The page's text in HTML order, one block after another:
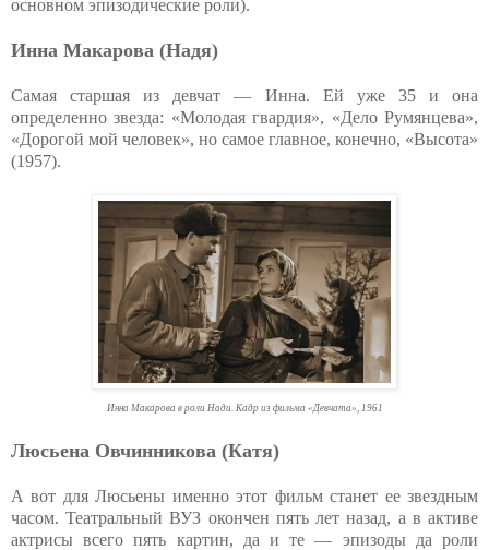
основном эпизодические роли).
Инна Макарова (Надя)
Самая старшая из девчат — Инна. Ей уже 35 и она
определенно звезда: «Молодая гвардия», «Дело Румянцева»,
«Дорогой мой человек», но самое главное, конечно, «Высота»
(1957).
Инна Макарова в роли Нади. Кадр из фильма «Девчата», 1961
Люсьена Овчинникова (Катя)
А вот для Люсьены именно этот фильм станет ее звездным
часом. Театральный ВУЗ окончен пять лет назад, а в активе
актрисы всего пять картин, да и те — эпизоды да роли